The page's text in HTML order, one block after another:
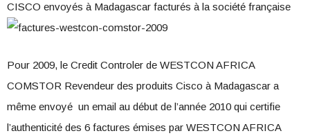
CISCO envoyés à Madagascar facturés à la société française
Pour 2009, le Credit Controler de WESTCON AFRICA
COMSTOR Revendeur des produits Cisco à Madagascar a
même envoyé un email au début de l’année 2010 qui certifie
l’authenticité des 6 factures émises par WESTCON AFRICA